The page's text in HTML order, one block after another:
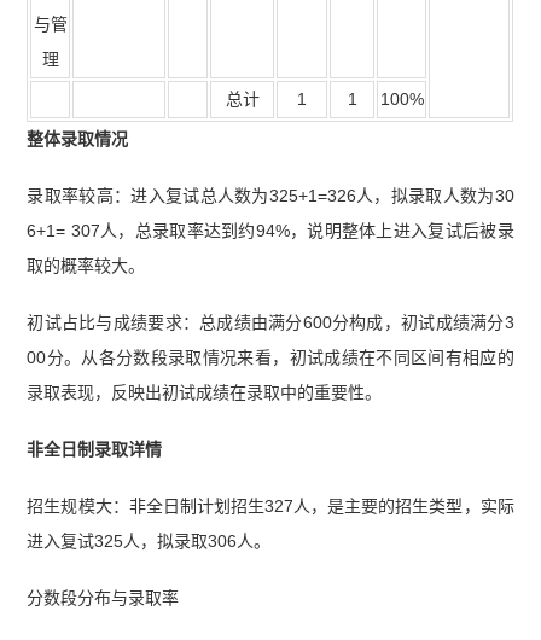
与管
理
总计 1 1 100%
整体录取情况
录取率较高：进入复试总人数为325+1=326人，拟录取人数为30
6+1= 307人，总录取率达到约94%，说明整体上进入复试后被录
取的概率较大。
初试占比与成绩要求：总成绩由满分600分构成，初试成绩满分3
00分。从各分数段录取情况来看，初试成绩在不同区间有相应的
录取表现，反映出初试成绩在录取中的重要性。
非全日制录取详情
招生规模大：非全日制计划招生327人，是主要的招生类型，实际
进入复试325人，拟录取306人。
分数段分布与录取率